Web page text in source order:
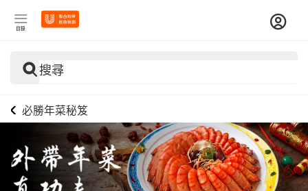
目錄
搜尋
必勝年菜秘笈